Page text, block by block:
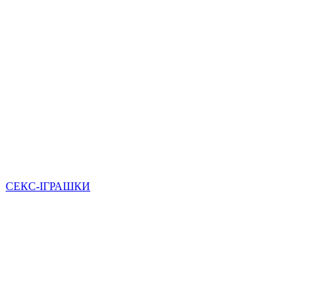
СЕКС-ІГРАШКИ